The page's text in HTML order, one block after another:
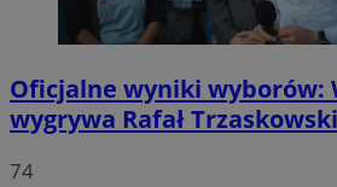
Oficjalne wyniki wyborów:
wygrywa Rafał
74